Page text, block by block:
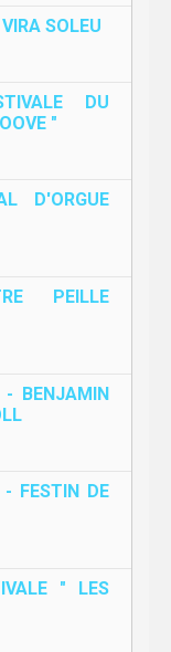
SOLEU
DU
"
D'ORGUE
PEILLE
- BENJAMIN
FESTIN DE
" LES